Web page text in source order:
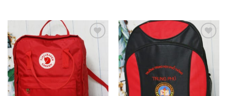
Add to
Wishlist
Add to
Wishlist